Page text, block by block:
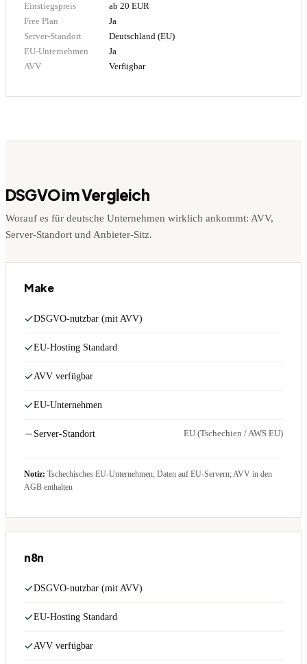
Einstiegspreis
ab 20 EUR
Free Plan
Ja
Server-Standort
Deutschland (EU)
EU-Unternehmen
Ja
AVV
Verfügbar
DSGVO im Vergleich
Worauf es für deutsche Unternehmen wirklich ankommt: AVV,
Server-Standort und Anbieter-Sitz.
Make
DSGVO-nutzbar (mit AVV)
EU-Hosting Standard
AVV verfügbar
EU-Unternehmen
Server-Standort EU (Tschechien / AWS EU)
Notiz: Tschechisches EU-Unternehmen; Daten auf EU-Servern; AVV in den
AGB enthalten
n8n
DSGVO-nutzbar (mit AVV)
EU-Hosting Standard
AVV verfügbar